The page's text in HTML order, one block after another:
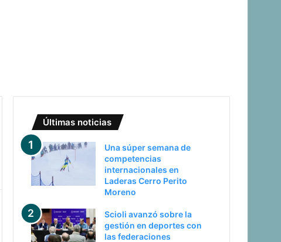
Últimas noticias
Una súper semana de
competencias
internacionales en
Laderas Cerro Perito
Moreno
Scioli avanzó sobre la
gestión en deportes con
las federaciones